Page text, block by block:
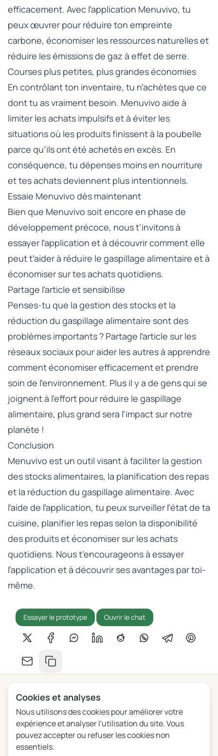
efficacement. Avec l’application Menuvivo, tu
peux œuvrer pour réduire ton empreinte
carbone, économiser les ressources naturelles et
réduire les émissions de gaz à effet de serre.
Courses plus petites, plus grandes économies
En contrôlant ton inventaire, tu n’achètes que ce
dont tu as vraiment besoin. Menuvivo aide à
limiter les achats impulsifs et à éviter les
situations où les produits finissent à la poubelle
parce qu’ils ont été achetés en excès. En
conséquence, tu dépenses moins en nourriture
et tes achats deviennent plus intentionnels.
Essaie Menuvivo dès maintenant
Bien que Menuvivo soit encore en phase de
développement précoce, nous t’invitons à
essayer l’application et à découvrir comment elle
peut t’aider à réduire le gaspillage alimentaire et à
économiser sur tes achats quotidiens.
Partage l’article et sensibilise
Penses-tu que la gestion des stocks et la
réduction du gaspillage alimentaire sont des
problèmes importants ? Partage l’article sur les
réseaux sociaux pour aider les autres à apprendre
comment économiser efficacement et prendre
soin de l’environnement. Plus il y a de gens qui se
joignent à l’effort pour réduire le gaspillage
alimentaire, plus grand sera l’impact sur notre
planète !
Conclusion
Menuvivo est un outil visant à faciliter la gestion
des stocks alimentaires, la planification des repas
et la réduction du gaspillage alimentaire. Avec
l’aide de l’application, tu peux surveiller l’état de ta
cuisine, planifier les repas selon la disponibilité
des produits et économiser sur les achats
quotidiens. Nous t’encourageons à essayer
l’application et à découvrir ses avantages par toi-
même.
Essayer le prototype Ouvrir le chat
Partager sur X
Partager sur Facebook
Partager sur Messenger
Partager sur LinkedIn
Partager sur Reddit
Partager surPartager sur
Partager par e-mail
Copier le lien
ConfidentialitéConditionsBlogFeedback
Journal des modificationsParamètres des cookies
English
Polski
Cookies et analyses
Nous utilisons des cookies pour améliorer votre
expérience et analyser l'utilisation du site. Vous
pouvez accepter ou refuser les cookies non
essentiels.